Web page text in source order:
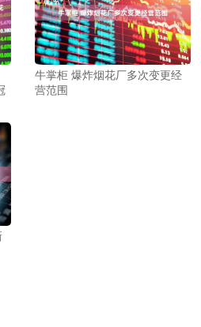
牛掌柜 爆炸烟花厂多次变更经
营范围